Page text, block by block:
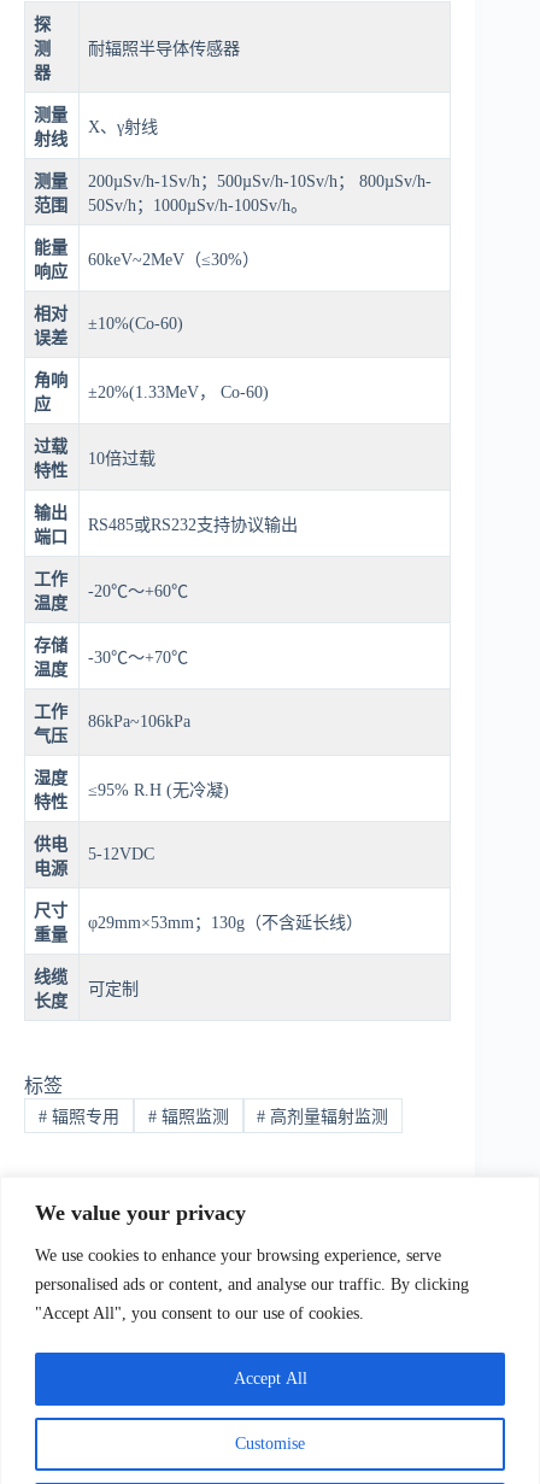
We value your privacy
We use cookies to enhance your browsing experience, serve
personalised ads or content, and analyse our traffic. By clicking
"Accept All", you consent to our use of cookies.
Customise
Accept All
探
测
器
耐辐照半导体传感器
测量
射线
X、γ射线
测量
范围
200µSv/h-1Sv/h；500µSv/h-10Sv/h； 800µSv/h-
50Sv/h；1000µSv/h-100Sv/h。
能量
响应
60keV~2MeV（≤30%）
相对
误差
±10%(Co-60)
角响
应
±20%(1.33MeV， Co-60)
过载
特性
10倍过载
输出
端口
RS485或RS232支持协议输出
工作
温度
-20℃～+60℃
存储
温度
-30℃～+70℃
工作
气压
86kPa~106kPa
湿度
特性
≤95% R.H (无冷凝)
供电
电源
5-12VDC
尺寸
重量
φ29mm×53mm；130g（不含延长线）
线缆
长度
可定制
标签
#辐照专用 #辐照监测 # 高剂量辐射监测
上一篇：
我们Contact Us:电话(Tel)：+86-0755-23736433;手机
（Wechat）;Email:sales@ydhjkj.cn;Whatsapp:+44-
Suite 517, Block A, Jiada R&D